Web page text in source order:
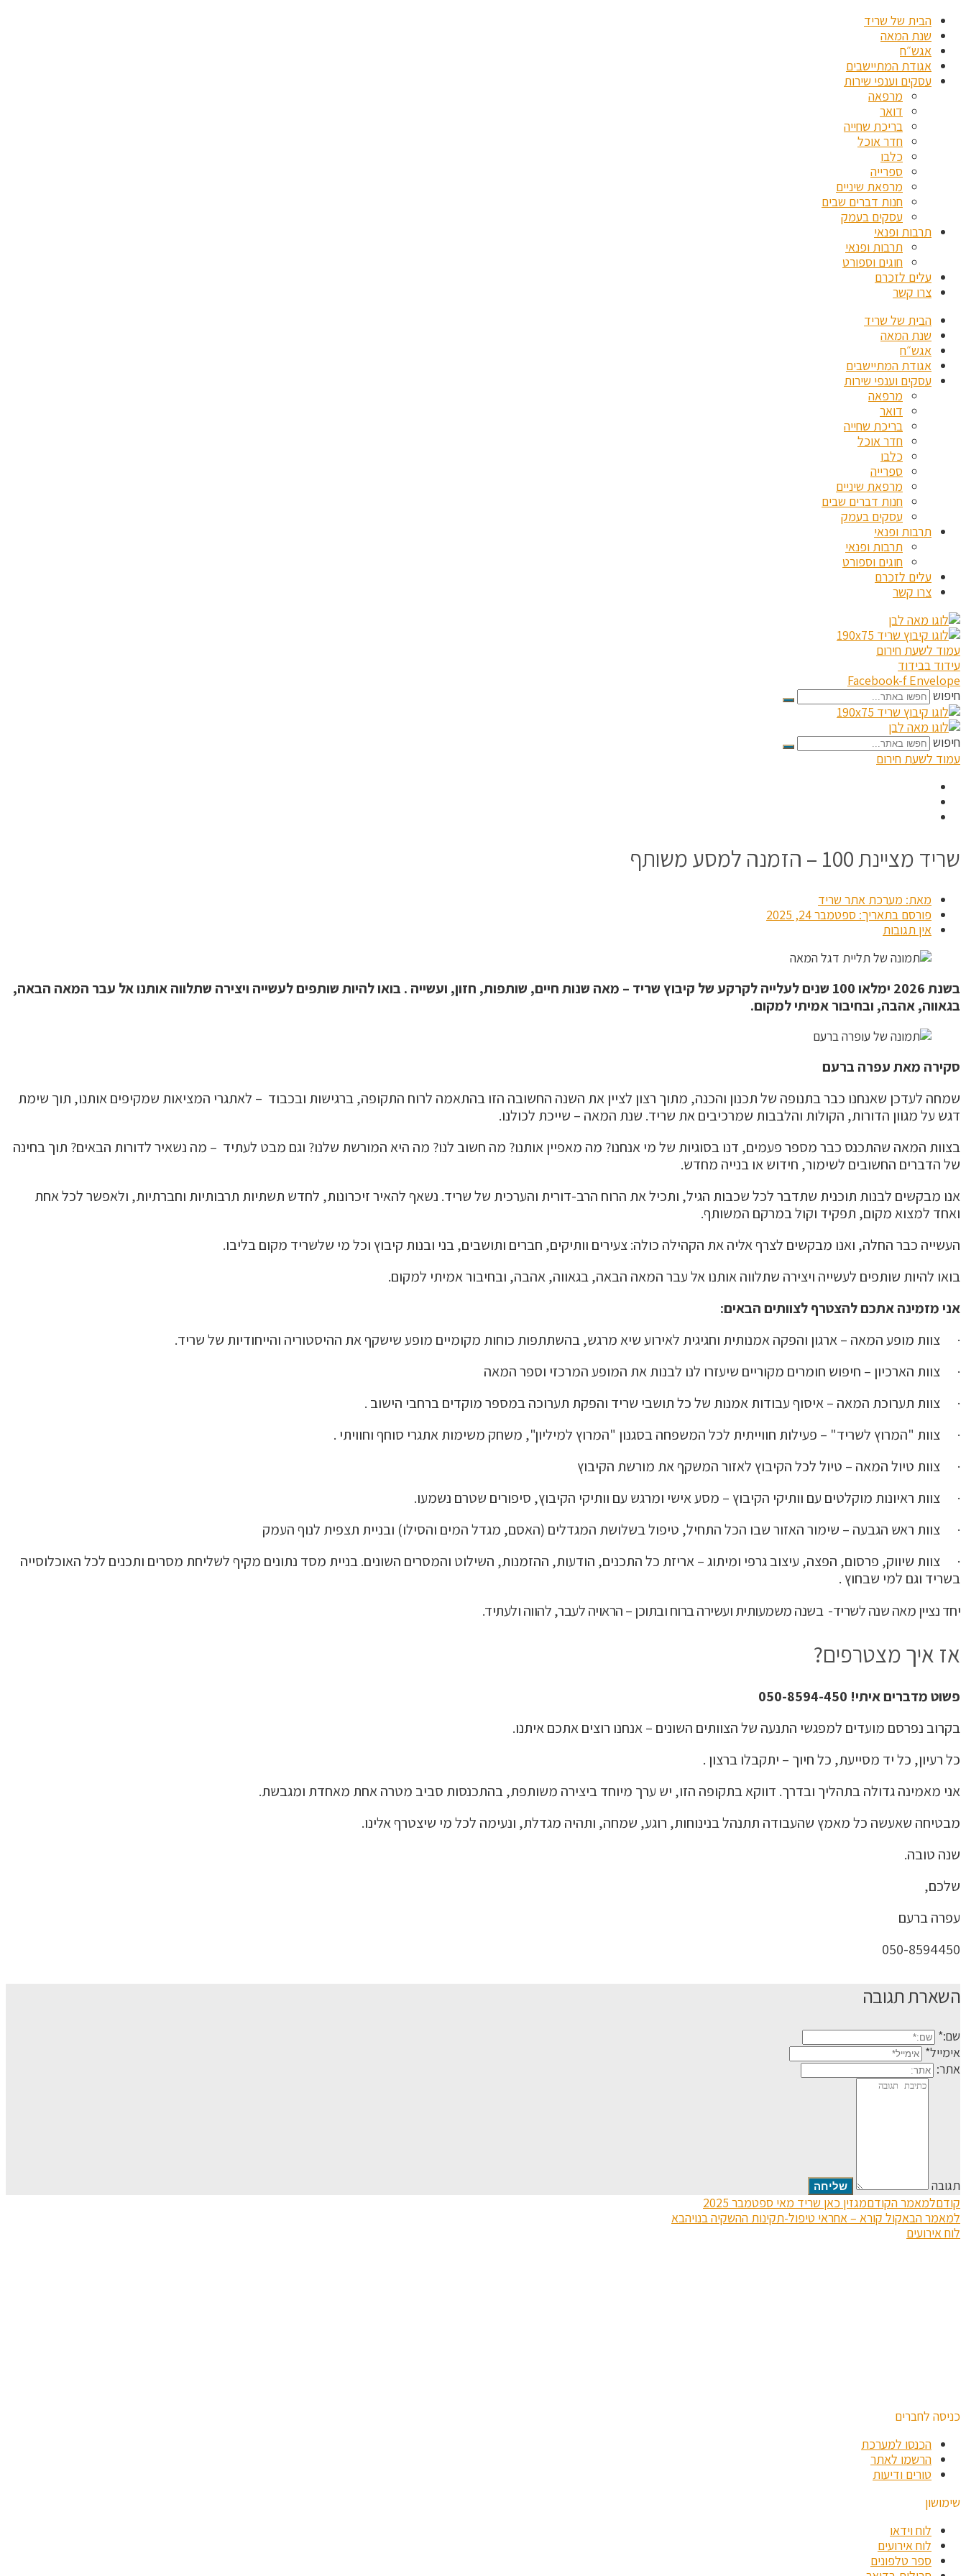
הבית של שריד
שנת המאה
אגש״ח
אגודת המתיישבים
עסקים וענפי שירות
מרפאה
דואר
בריכת שחייה
חדר אוכל
כלבו
ספרייה
מרפאת שיניים
חנות דברים שבים
עסקים בעמק
תרבות ופנאי
תרבות ופנאי
חוגים וספורט
עלים לזכרם
צרו קשר
הבית של שריד
שנת המאה
אגש״ח
אגודת המתיישבים
עסקים וענפי שירות
מרפאה
דואר
בריכת שחייה
חדר אוכל
כלבו
ספרייה
מרפאת שיניים
חנות דברים שבים
עסקים בעמק
תרבות ופנאי
תרבות ופנאי
חוגים וספורט
עלים לזכרם
צרו קשר
עמוד לשעת חירום
עידוד בבידוד
Facebook-f Envelope
חיפוש
חיפוש
עמוד לשעת חירום
שריד מציינת 100 – הזמנה למסע משותף
מאת: מערכת אתר שריד
פורסם בתאריך: ספטמבר 24, 2025
אין תגובות
בשנת 2026 ימלאו 100 שנים לעלייה לקרקע של קיבוץ שריד – מאה שנות חיים, שותפות, חזון, ועשייה . בואו להיות שותפים לעשייה ויצירה שתלווה אותנו אל עבר המאה הבאה,
בגאווה, אהבה, ובחיבור אמיתי למקום.
סקירה מאת עפרה ברעם
שמחה לעדכן שאנחנו כבר בתנופה של תכנון והכנה, מתוך רצון לציין את השנה החשובה הזו בהתאמה לרוח התקופה, ברגישות ובכבוד – לאתגרי המציאות שמקיפים אותנו, תוך שימת
דגש על מגוון הדורות, הקולות והלבבות שמרכיבים את שריד. שנת המאה – שייכת לכולנו.
בצוות המאה שהתכנס כבר מספר פעמים, דנו בסוגיות של מי אנחנו? מה מאפיין אותנו? מה חשוב לנו? מה היא המורשת שלנו? וגם מבט לעתיד – מה נשאיר לדורות הבאים? תוך בחינה
של הדברים החשובים לשימור, חידוש או בנייה מחדש.
אנו מבקשים לבנות תוכנית שתדבר לכל שכבות הגיל, ותכיל את הרוח הרב-דורית והערכית של שריד. נשאף להאיר זיכרונות, לחדש תשתיות תרבותיות וחברתיות, ולאפשר לכל אחת
ואחד למצוא מקום, תפקיד וקול במרקם המשותף.
העשייה כבר החלה, ואנו מבקשים לצרף אליה את הקהילה כולה: צעירים וותיקים, חברים ותושבים, בני ובנות קיבוץ וכל מי שלשריד מקום בליבו.
בואו להיות שותפים לעשייה ויצירה שתלווה אותנו אל עבר המאה הבאה, בגאווה, אהבה, ובחיבור אמיתי למקום.
אני מזמינה אתכם להצטרף לצוותים הבאים:
· צוות מופע המאה – ארגון והפקה אמנותית וחגיגית לאירוע שיא מרגש, בהשתתפות כוחות מקומיים מופע שישקף את ההיסטוריה והייחודיות של שריד.
· צוות הארכיון – חיפוש חומרים מקוריים שיעזרו לנו לבנות את המופע המרכזי וספר המאה
· צוות תערוכת המאה – איסוף עבודות אמנות של כל תושבי שריד והפקת תערוכה במספר מוקדים ברחבי הישוב .
· צוות "המרוץ לשריד" – פעילות חווייתית לכל המשפחה בסגנון "המרוץ למיליון", משחק משימות אתגרי סוחף וחוויתי .
· צוות טיול המאה – טיול לכל הקיבוץ לאזור המשקף את מורשת הקיבוץ
· צוות ראיונות מוקלטים עם וותיקי הקיבוץ – מסע אישי ומרגש עם וותיקי הקיבוץ, סיפורים שטרם נשמעו.
· צוות ראש הגבעה – שימור האזור שבו הכל התחיל, טיפול בשלושת המגדלים (האסם, מגדל המים והסילו) ובניית תצפית לנוף העמק
· צוות שיווק, פרסום, הפצה, עיצוב גרפי ומיתוג – אריזת כל התכנים, הודעות, ההזמנות, השילוט והמסרים השונים. בניית מסד נתונים מקיף לשליחת מסרים ותכנים לכל האוכלוסייה
בשריד וגם למי שבחוץ .
יחד נציין מאה שנה לשריד- בשנה משמעותית ועשירה ברוח ובתוכן – הראויה לעבר, להווה ולעתיד.
אז איך מצטרפים?
פשוט מדברים איתי! 050-8594-450
בקרוב נפרסם מועדים למפגשי התנעה של הצוותים השונים – אנחנו רוצים אתכם איתנו.
כל רעיון, כל יד מסייעת, כל חיוך – יתקבלו ברצון .
אני מאמינה גדולה בתהליך ובדרך. דווקא בתקופה הזו, יש ערך מיוחד ביצירה משותפת, בהתכנסות סביב מטרה אחת מאחדת ומגבשת.
מבטיחה שאעשה כל מאמץ שהעבודה תתנהל בנינוחות, רוגע, שמחה, ותהיה מגדלת, ונעימה לכל מי שיצטרף אלינו.
שנה טובה.
שלכם,
עפרה ברעם
050-8594450
השארת תגובה
שם:*
אימייל*
אתר:
תגובה
קודםלמאמר הקודםמגזין כאן שריד מאי ספטמבר 2025
למאמר הבאקול קורא – אחראי טיפול-תקינות ההשקיה בנויהבא
לוח אירועים
כניסה לחברים
הכנסו למערכת
הרשמו לאתר
טורים ודיעות
שימושון
לוח וידאו
לוח אירועים
ספר טלפונים